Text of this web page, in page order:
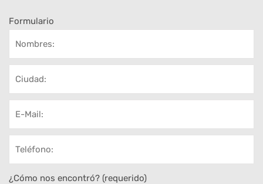
Formulario
¿Cómo nos encontró? (requerido)